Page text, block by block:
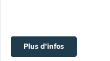
Plus d'infos